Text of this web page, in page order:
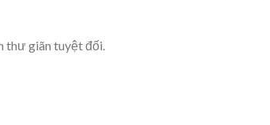
thư giãn tuyệt đối.